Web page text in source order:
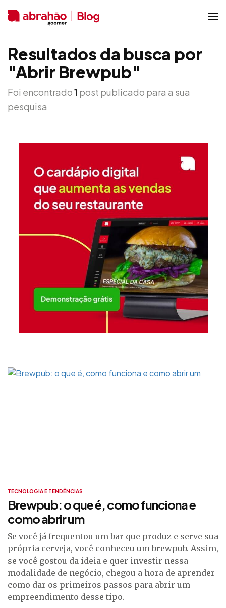
Resultados da busca por
"Abrir Brewpub"
Foi encontrado1 post publicado para a sua
pesquisa
TECNOLOGIA E TENDÊNCIAS
Brewpub: o que é, como funciona e
como abrir um
Se você já frequentou um bar que produz e serve sua
própria cerveja, você conheceu um brewpub. Assim,
se você gostou da ideia e quer investir nessa
modalidade de negócio, chegou a hora de aprender
como dar os primeiros passos para abrir um
empreendimento desse tipo.